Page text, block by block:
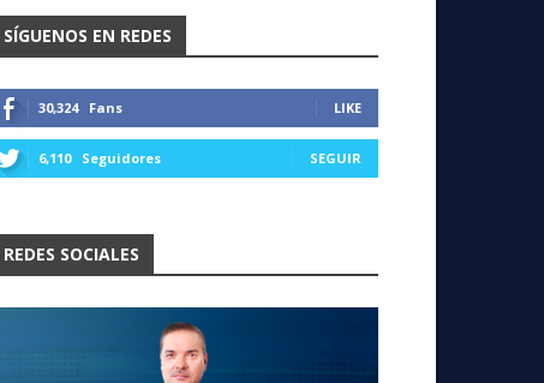
SÍGUENOS EN REDES
30,324 Fans LIKE
6,110 Seguidores SEGUIR
REDES SOCIALES